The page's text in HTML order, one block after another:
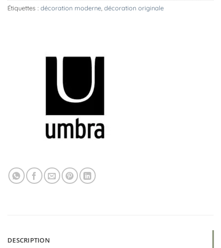
Étiquettes : décoration moderne décoration originale
DESCRIPTION